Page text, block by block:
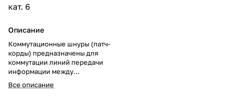
кат. 6
Описание
Коммутационные шнуры (патч-
корды) предназначены для
коммутации линий передачи
информации между
различными секциями
коммутационных панелей,
Все описание